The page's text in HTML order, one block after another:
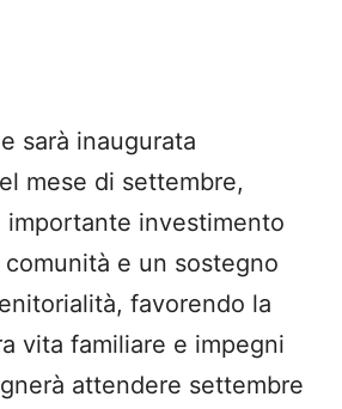
sarà inaugurata
mese di settembre,
importante investimento
e un sostegno
favorendo la
vita familiare e impegni
attendere settembre